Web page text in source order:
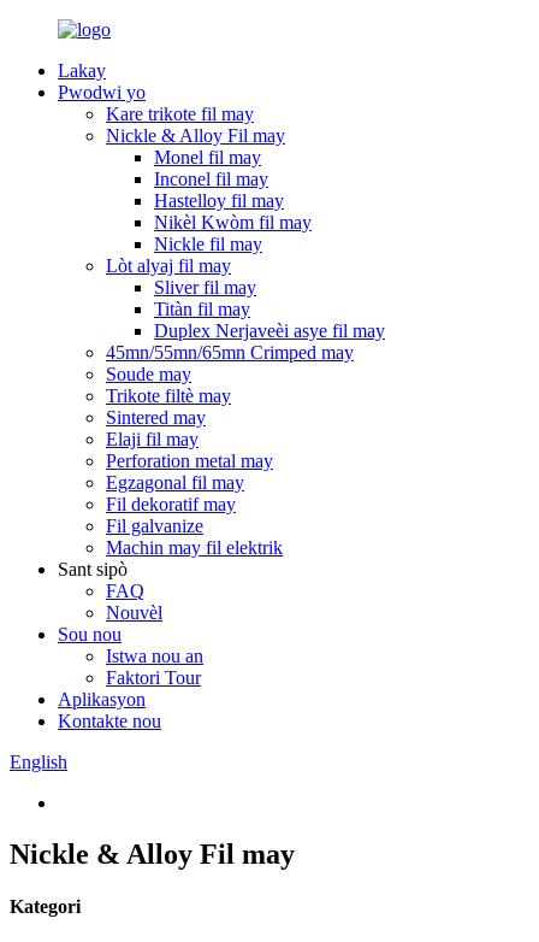
Lakay
Pwodwi yo
Kare trikote fil may
Nickle & Alloy Fil may
Monel fil may
Inconel fil may
Hastelloy fil may
Nikèl Kwòm fil may
Nickle fil may
Lòt alyaj fil may
Sliver fil may
Titàn fil may
Duplex Nerjaveèi asye fil may
45mn/55mn/65mn Crimped may
Soude may
Trikote filtè may
Sintered may
Elaji fil may
Perforation metal may
Egzagonal fil may
Fil dekoratif may
Fil galvanize
Machin may fil elektrik
Sant sipò
FAQ
Nouvèl
Sou nou
Istwa nou an
Faktori Tour
Aplikasyon
Kontakte nou
English
Nickle & Alloy Fil may
Kategori